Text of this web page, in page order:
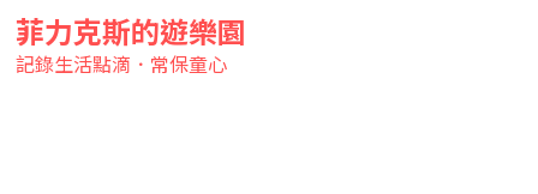
菲力克斯的遊樂園
記錄生活點滴．常保童心